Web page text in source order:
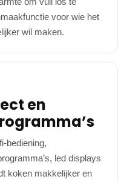
voor wie het
wil maken.
en
bediening,
led displays
koken makkelijker en